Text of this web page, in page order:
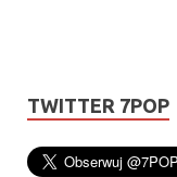
TWITTER 7POP